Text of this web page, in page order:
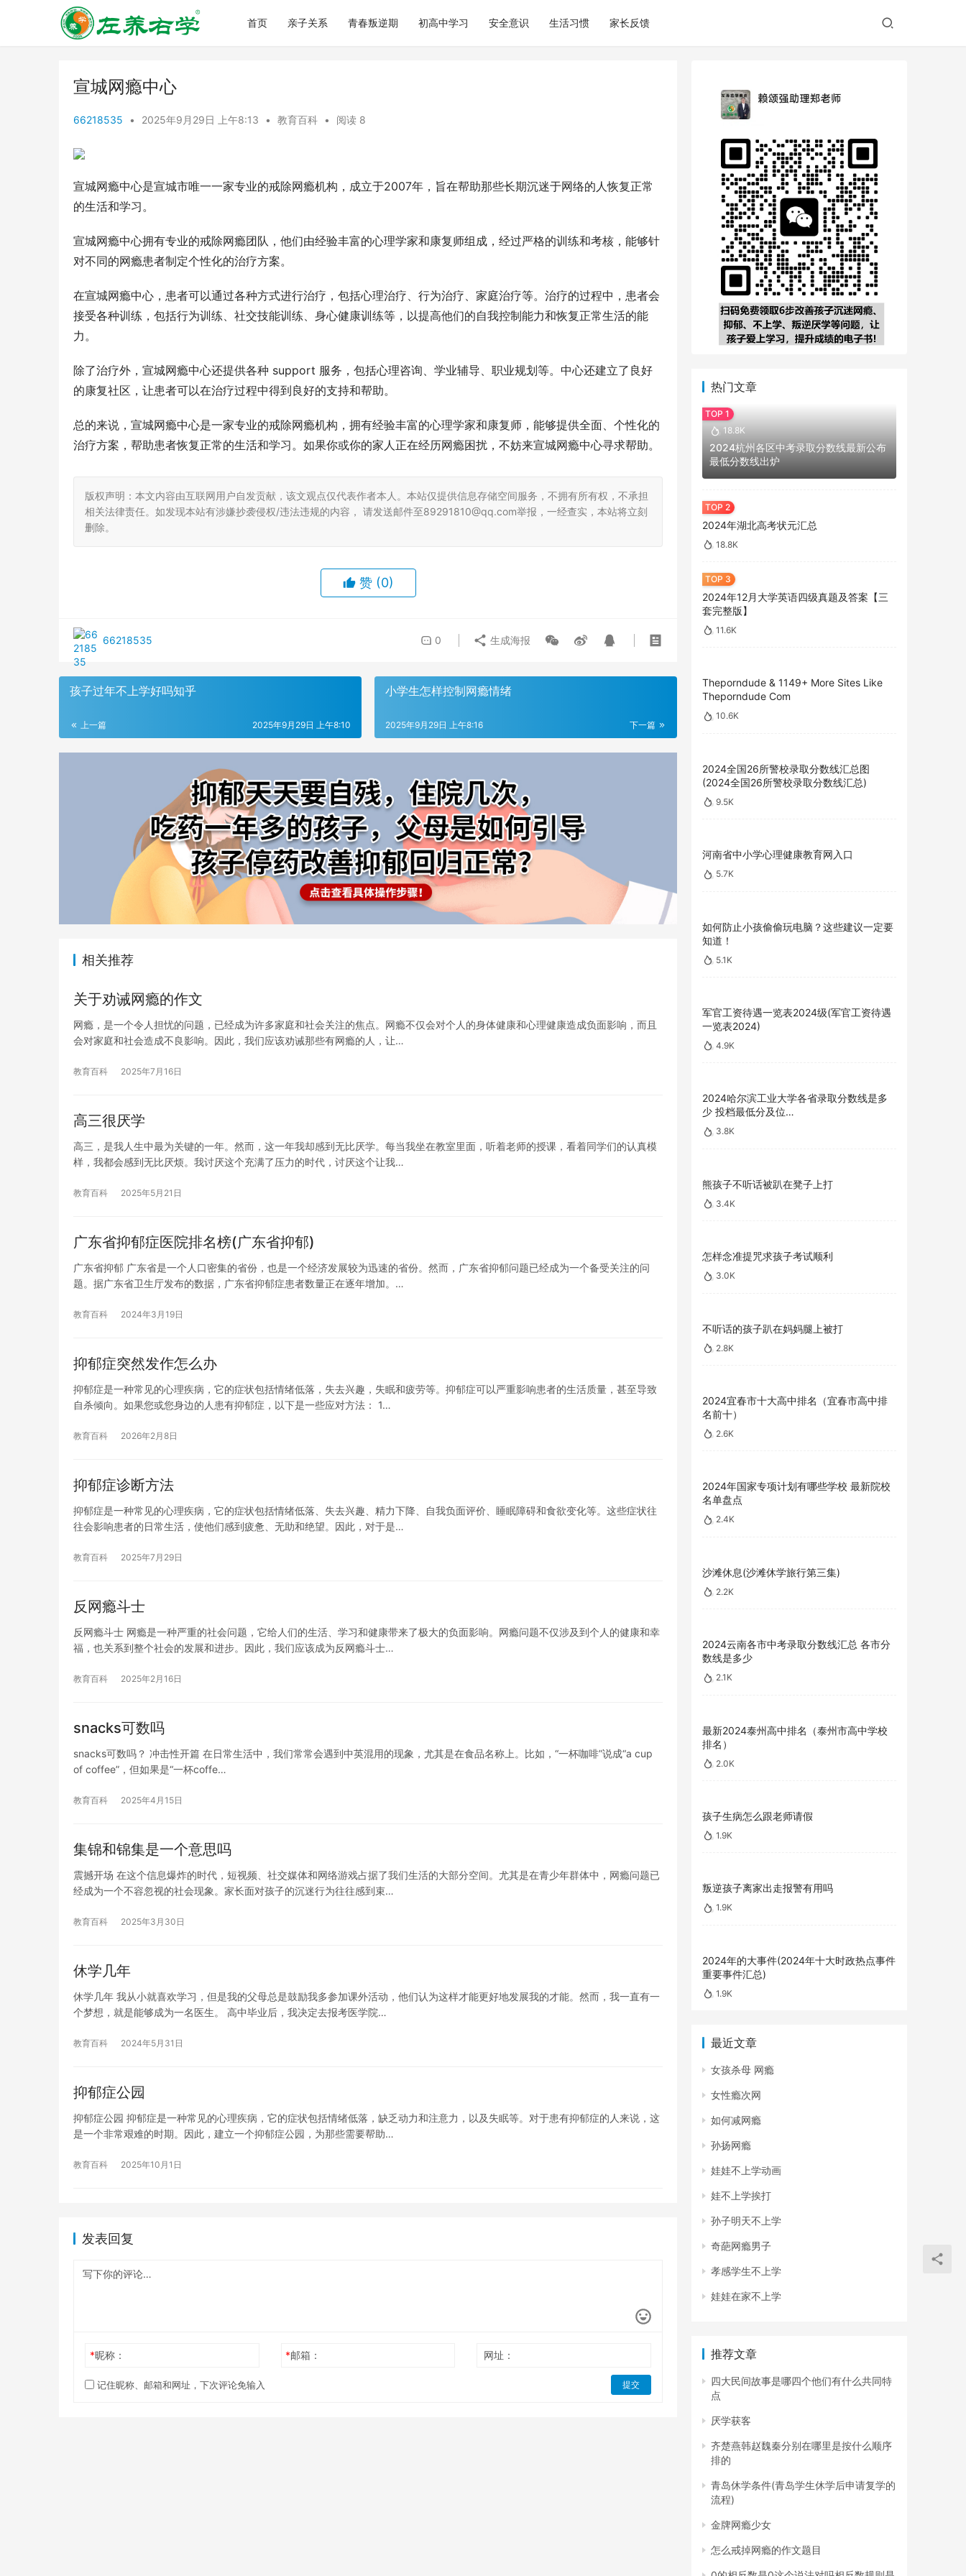
首页 亲子关系 青春叛逆期 初高中学习 安全意识 生活习惯 家长反馈
宣城网瘾中心
66218535 • 2025年9月29日 上午8:13 • 教育百科 • 阅读 8
宣城网瘾中心是宣城市唯一一家专业的戒除网瘾机构，成立于2007年，旨在帮助那些长期沉迷于网络的人恢复正常
的生活和学习。
宣城网瘾中心拥有专业的戒除网瘾团队，他们由经验丰富的心理学家和康复师组成，经过严格的训练和考核，能够针
对不同的网瘾患者制定个性化的治疗方案。
在宣城网瘾中心，患者可以通过各种方式进行治疗，包括心理治疗、行为治疗、家庭治疗等。治疗的过程中，患者会
接受各种训练，包括行为训练、社交技能训练、身心健康训练等，以提高他们的自我控制能力和恢复正常生活的能
力。
除了治疗外，宣城网瘾中心还提供各种 support 服务，包括心理咨询、学业辅导、职业规划等。中心还建立了良好
的康复社区，让患者可以在治疗过程中得到良好的支持和帮助。
总的来说，宣城网瘾中心是一家专业的戒除网瘾机构，拥有经验丰富的心理学家和康复师，能够提供全面、个性化的
治疗方案，帮助患者恢复正常的生活和学习。如果你或你的家人正在经历网瘾困扰，不妨来宣城网瘾中心寻求帮助。
版权声明：本文内容由互联网用户自发贡献，该文观点仅代表作者本人。本站仅提供信息存储空间服务，不拥有所有权，不承担
相关法律责任。如发现本站有涉嫌抄袭侵权/违法违规的内容， 请发送邮件至89291810@qq.com举报，一经查实，本站将立刻
删除。
赞 (0)
66218535 0 生成海报
孩子过年不上学好吗知乎
上一篇 2025年9月29日 上午8:10
小学生怎样控制网瘾情绪
下一篇
2025年9月29日 上午8:16
相关推荐
关于劝诫网瘾的作文
网瘾，是一个令人担忧的问题，已经成为许多家庭和社会关注的焦点。网瘾不仅会对个人的身体健康和心理健康造成负面影响，而且
会对家庭和社会造成不良影响。因此，我们应该劝诫那些有网瘾的人，让…
教育百科 2025年7月16日
高三很厌学
高三，是我人生中最为关键的一年。然而，这一年我却感到无比厌学。每当我坐在教室里面，听着老师的授课，看着同学们的认真模
样，我都会感到无比厌烦。我讨厌这个充满了压力的时代，讨厌这个让我…
教育百科 2025年5月21日
广东省抑郁症医院排名榜(广东省抑郁)
广东省抑郁 广东省是一个人口密集的省份，也是一个经济发展较为迅速的省份。然而，广东省抑郁问题已经成为一个备受关注的问
题。据广东省卫生厅发布的数据，广东省抑郁症患者数量正在逐年增加。…
教育百科 2024年3月19日
抑郁症突然发作怎么办
抑郁症是一种常见的心理疾病，它的症状包括情绪低落，失去兴趣，失眠和疲劳等。抑郁症可以严重影响患者的生活质量，甚至导致
自杀倾向。如果您或您身边的人患有抑郁症，以下是一些应对方法： 1…
教育百科 2026年2月8日
抑郁症诊断方法
抑郁症是一种常见的心理疾病，它的症状包括情绪低落、失去兴趣、精力下降、自我负面评价、睡眠障碍和食欲变化等。这些症状往
往会影响患者的日常生活，使他们感到疲惫、无助和绝望。因此，对于是…
教育百科 2025年7月29日
反网瘾斗士
反网瘾斗士 网瘾是一种严重的社会问题，它给人们的生活、学习和健康带来了极大的负面影响。网瘾问题不仅涉及到个人的健康和幸
福，也关系到整个社会的发展和进步。因此，我们应该成为反网瘾斗士…
教育百科 2025年2月16日
snacks可数吗
snacks可数吗？ 冲击性开篇 在日常生活中，我们常常会遇到中英混用的现象，尤其是在食品名称上。比如，“一杯咖啡”说成“a cup
of coffee”，但如果是“一杯coffe…
教育百科 2025年4月15日
集锦和锦集是一个意思吗
震撼开场 在这个信息爆炸的时代，短视频、社交媒体和网络游戏占据了我们生活的大部分空间。尤其是在青少年群体中，网瘾问题已
经成为一个不容忽视的社会现象。家长面对孩子的沉迷行为往往感到束…
教育百科 2025年3月30日
休学几年
休学几年 我从小就喜欢学习，但是我的父母总是鼓励我多参加课外活动，他们认为这样才能更好地发展我的才能。然而，我一直有一
个梦想，就是能够成为一名医生。 高中毕业后，我决定去报考医学院…
教育百科 2024年5月31日
抑郁症公园
抑郁症公园 抑郁症是一种常见的心理疾病，它的症状包括情绪低落，缺乏动力和注意力，以及失眠等。对于患有抑郁症的人来说，这
是一个非常艰难的时期。因此，建立一个抑郁症公园，为那些需要帮助…
教育百科 2025年10月1日
发表回复
*昵称： *邮箱： 网址：
记住昵称、邮箱和网址，下次评论免输入 提交
热门文章
18.8K
2024杭州各区中考录取分数线最新公布
最低分数线出炉
2024年湖北高考状元汇总
18.8K
2024年12月大学英语四级真题及答案【三
套完整版】
11.6K
Theporndude & 1149+ More Sites Like
Theporndude Com
10.6K
2024全国26所警校录取分数线汇总图
(2024全国26所警校录取分数线汇总)
9.5K
河南省中小学心理健康教育网入口
5.7K
如何防止小孩偷偷玩电脑？这些建议一定要
知道！
5.1K
军官工资待遇一览表2024级(军官工资待遇
一览表2024)
4.9K
2024哈尔滨工业大学各省录取分数线是多
少 投档最低分及位…
3.8K
熊孩子不听话被趴在凳子上打
3.4K
怎样念准提咒求孩子考试顺利
3.0K
不听话的孩子趴在妈妈腿上被打
2.8K
2024宜春市十大高中排名（宜春市高中排
名前十）
2.6K
2024年国家专项计划有哪些学校 最新院校
名单盘点
2.4K
沙滩休息(沙滩休学旅行第三集)
2.2K
2024云南各市中考录取分数线汇总 各市分
数线是多少
2.1K
最新2024泰州高中排名（泰州市高中学校
排名）
2.0K
孩子生病怎么跟老师请假
1.9K
叛逆孩子离家出走报警有用吗
1.9K
2024年的大事件(2024年十大时政热点事件
重要事件汇总)
1.9K
最近文章
女孩杀母 网瘾
女性瘾次网
如何减网瘾
孙扬网瘾
娃娃不上学动画
娃不上学挨打
孙子明天不上学
奇葩网瘾男子
孝感学生不上学
娃娃在家不上学
推荐文章
四大民间故事是哪四个他们有什么共同特
点
厌学获客
齐楚燕韩赵魏秦分别在哪里是按什么顺序
排的
青岛休学条件(青岛学生休学后申请复学的
流程)
金牌网瘾少女
怎么戒掉网瘾的作文题目